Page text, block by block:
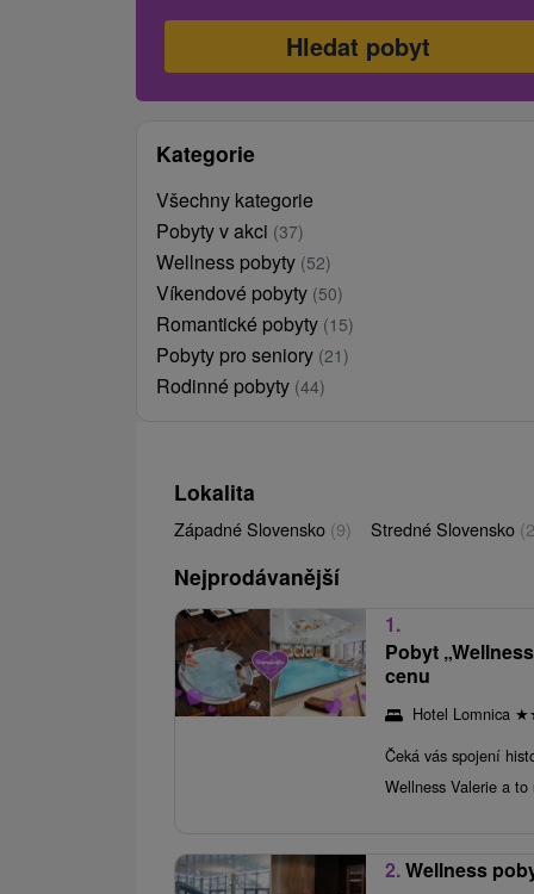
Kategorie
Všechny kategorie
Pobyty v akci (37)
Wellness pobyty (52)
Víkendové pobyty (50)
Romantické pobyty (15)
Pobyty pro seniory (21)
Rodinné pobyty (44)
Lokalita
Západné Slovensko (9) Stredné Slovensko
Nejprodávanější
1.
Pobyt
cenu
Hotel Lomnica ★
Čeká vás spojení
Wellness Valerie a
2.Wellness